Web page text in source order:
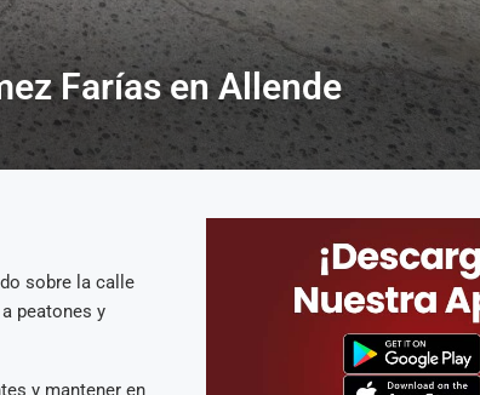
Farías en Allende
sobre la calle
peatones y
y mantener en